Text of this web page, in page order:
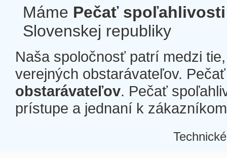
Máme Pečať spoľahlivosti
Slovenskej republiky
Naša spoločnosť patrí medzi
verejných obstarávateľov.
obstarávateľov. Pečať
prístupe a jednaní k